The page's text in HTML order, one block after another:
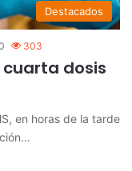
Destacados
303
cuarta dosis
en horas de la tarde